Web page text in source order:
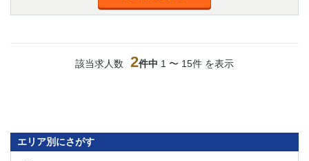
該当求人数 2件中 1 〜 15件 を表示
エリア別にさがす
群馬県